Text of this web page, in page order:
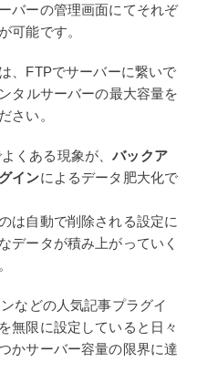
バーの管理画面にてそれぞ
可能です。
、FTPでサーバーに繋いで
タルサーバーの最大容量を
さい。
くある現象が、バックア
インによるデータ肥大化で
は自動で削除される設定に
データが積み上がっていく
などの人気記事プラグイ
無限に設定していると日々
かサーバー容量の限界に達